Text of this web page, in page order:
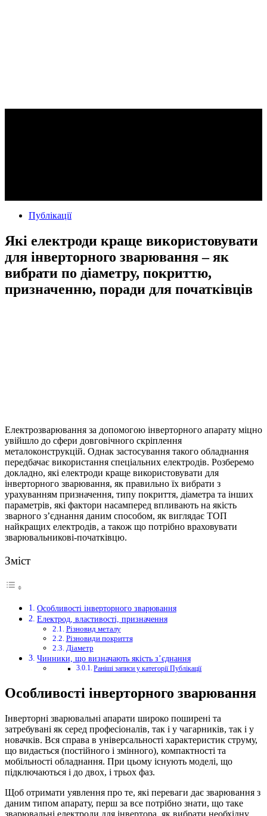
Публікації
Які електроди краще використовувати
для інверторного зварювання – як
вибрати по діаметру, покриттю,
призначенню, поради для початківців
Електрозварювання за допомогою інверторного апарату міцно
увійшло до сфери довговічного скріплення
металоконструкцій. Однак застосування такого обладнання
передбачає використання спеціальних електродів. Розберемо
докладно, які електроди краще використовувати для
інверторного зварювання, як правильно їх вибрати з
урахуванням призначення, типу покриття, діаметра та інших
параметрів, які фактори насамперед впливають на якість
зварного з’єднання даним способом, як виглядає ТОП
найкращих електродів, а також що потрібно враховувати
зварювальникові-початківцю.
Зміст
Особливості інверторного зварювання
Електрод, властивості, призначення
Різновид металу
Різновиди покриття
Діаметр
Чинники, що визначають якість з’єднання
Раніші записи у категорії Публікації
Особливості інверторного зварювання
Інверторні зварювальні апарати широко поширені та
затребувані як серед професіоналів, так і у чагарників, так і у
новачків. Вся справа в універсальності характеристик струму,
що видається (постійного і змінного), компактності та
мобільності обладнання. При цьому існують моделі, що
підключаються і до двох, і трьох фаз.
Щоб отримати уявлення про те, які переваги дає зварювання з
даним типом апарату, перш за все потрібно знати, що таке
зварювальні електроди для інвертора, як вибрати необхідну